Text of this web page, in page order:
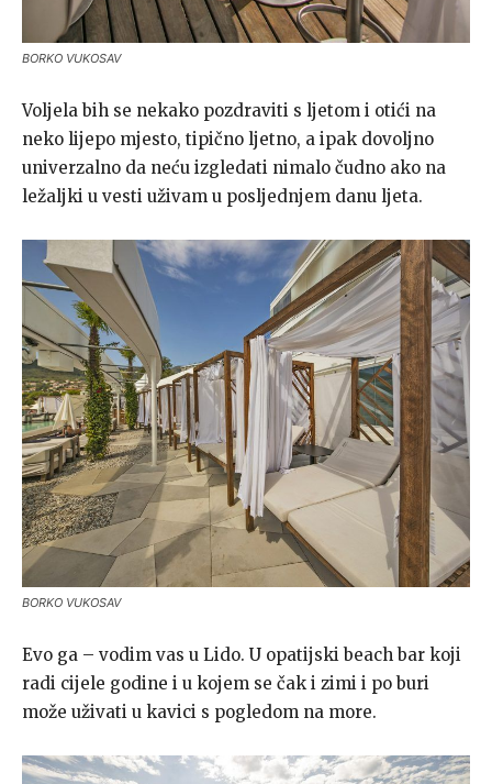
BORKO VUKOSAV
Voljela bih se nekako pozdraviti s ljetom i otići na
neko lijepo mjesto, tipično ljetno, a ipak dovoljno
univerzalno da neću izgledati nimalo čudno ako na
ležaljki u vesti uživam u posljednjem danu ljeta.
BORKO VUKOSAV
Evo ga – vodim vas u Lido. U opatijski beach bar koji
radi cijele godine i u kojem se čak i zimi i po buri
može uživati u kavici s pogledom na more.